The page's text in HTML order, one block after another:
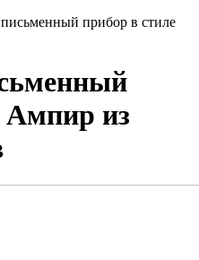
прибор в стиле
Ампир из